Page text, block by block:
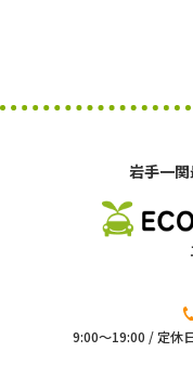
岩手一
9:00〜19:00 / 定休